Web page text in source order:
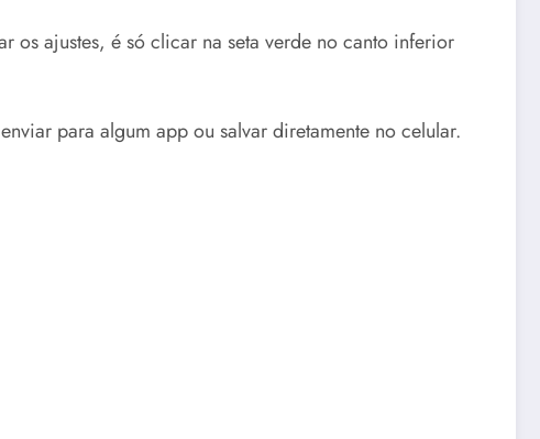
os ajustes, é só clicar na seta verde no canto inferior
para algum app ou salvar diretamente no celular.